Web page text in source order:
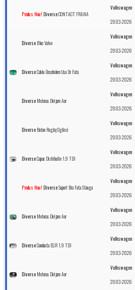
Produs Nou! DiverseCONTACT FRANA
Volkswagen
2003-2026
Diverse Bloc Valve
Volkswagen
2003-2026
DiverseCablu Deschidere Usa Dr Fata
Volkswagen
2003-2026
Diverse Motoras Dirijare Aer
Volkswagen
2003-2026
Diverse Buton Reglaj Oglinzi
Volkswagen
2003-2026
DiverseCapac Distributie 1.9 TDI
Volkswagen
2003-2026
Produs Nou! DiverseSuport Bra Fata Stanga
Volkswagen
2003-2026
Diverse Motoras Dirijare Aer
Volkswagen
2003-2026
DiverseConducta EGR 1.9 TDI
Volkswagen
2003-2026
Diverse Motoras Dirijare Aer
Volkswagen
2003-2026